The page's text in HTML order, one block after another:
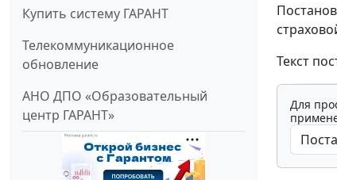
Купить систему ГАРАНТ
Телекоммуникационное
обновление
АНО ДПО «Образовательный
центр ГАРАНТ»
Текст
Для